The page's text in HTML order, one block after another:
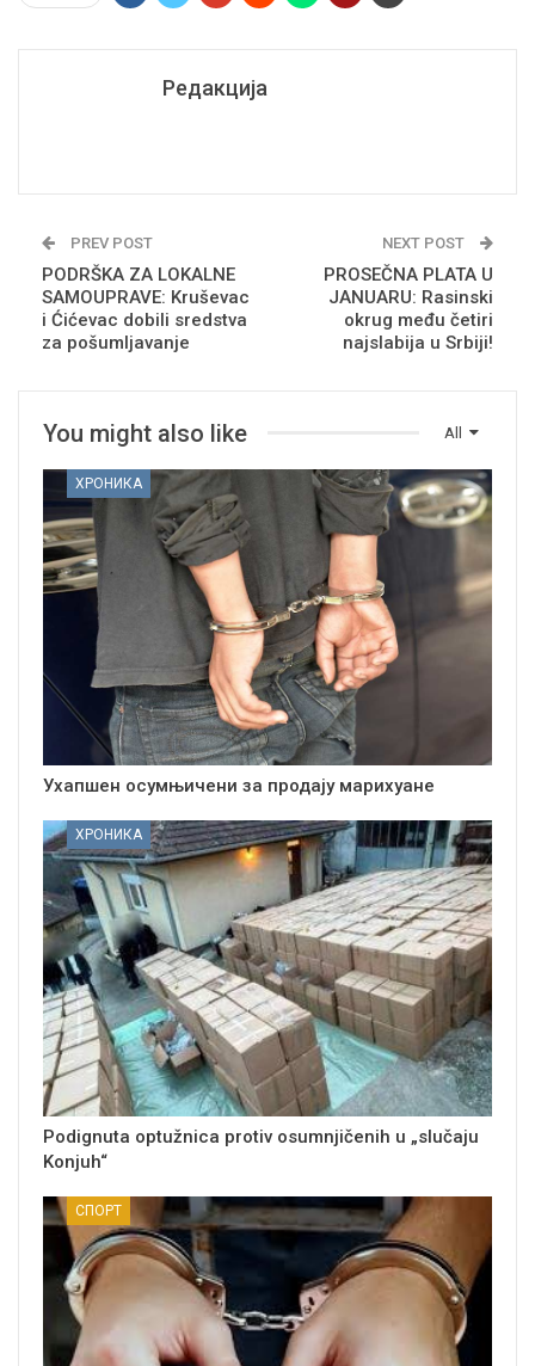
Редакција
PREV POST
PODRŠKA ZA LOKALNE
SAMOUPRAVE: Kruševac
i Ćićevac dobili sredstva
za pošumljavanje
NEXT POST
PROSEČNA PLATA U
JANUARU: Rasinski
okrug među četiri
najslabija u Srbiji!
All
You might also like
ХРОНИКА
Ухапшен осумњичени за продају марихуане
ХРОНИКА
Podignuta optužnica protiv osumnjičenih u „slučaju
Konjuh“
СПОРТ